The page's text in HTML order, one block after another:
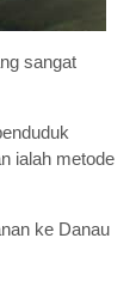
sangat
ialah metode
ke Danau